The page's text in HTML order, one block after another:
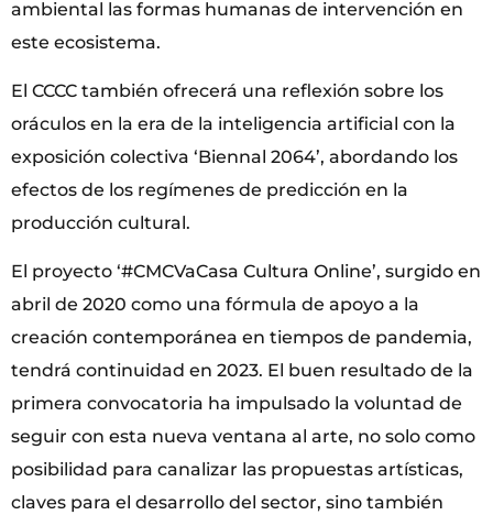
ambiental las formas humanas de intervención en
este ecosistema.
El CCCC también ofrecerá una reflexión sobre los
oráculos en la era de la inteligencia artificial con la
exposición colectiva ‘Biennal 2064’, abordando los
efectos de los regímenes de predicción en la
producción cultural.
El proyecto ‘#CMCVaCasa Cultura Online’, surgido en
abril de 2020 como una fórmula de apoyo a la
creación contemporánea en tiempos de pandemia,
tendrá continuidad en 2023. El buen resultado de la
primera convocatoria ha impulsado la voluntad de
seguir con esta nueva ventana al arte, no solo como
posibilidad para canalizar las propuestas artísticas,
claves para el desarrollo del sector, sino también